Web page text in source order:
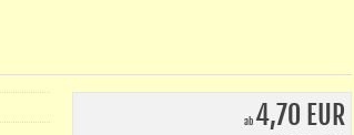
ab 4,70 EUR